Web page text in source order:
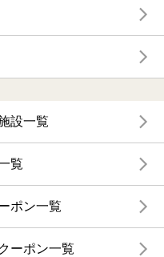
設一覧
覧
ポン一覧
ーポン一覧